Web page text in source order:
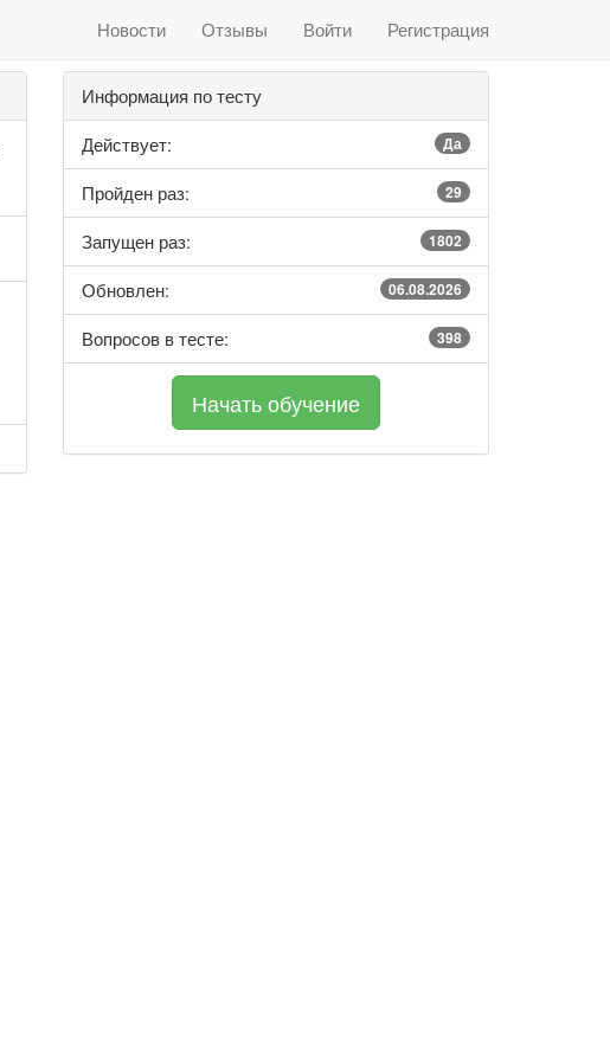
Новости Отзывы Войти Регистрация
Информация по тесту
Действует:
Да
Пройден раз: 29
Запущен раз: 1802
Обновлен: 06.08.2026
Вопросов в тесте: 398